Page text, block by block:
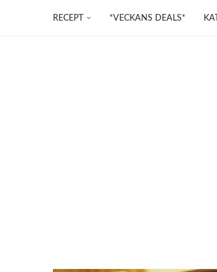
RECEPT *VECKANS DEALS*